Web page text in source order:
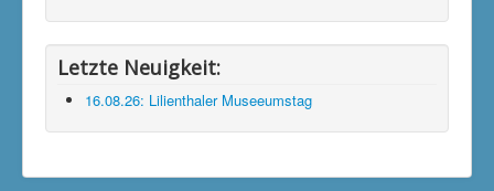
Letzte Neuigkeit:
16.08.26: Lilienthaler Museeumstag